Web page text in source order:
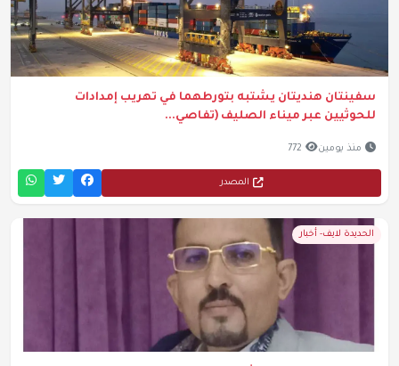
سفينتان هنديتان يشتبه بتورطهما في تهريب إمدادات
للحوثيين عبر ميناء الصليف (تفاصي...
منذ يومين 772
المصدر
الحديدة لايف- أخبار